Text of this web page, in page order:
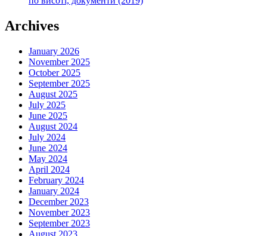
Archives
January 2026
November 2025
October 2025
September 2025
August 2025
July 2025
June 2025
August 2024
July 2024
June 2024
May 2024
April 2024
February 2024
January 2024
December 2023
November 2023
September 2023
August 2023